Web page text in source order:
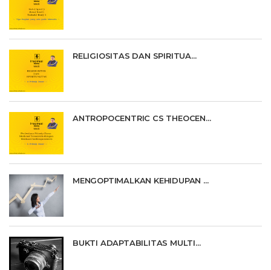
RELIGIOSITAS DAN SPIRITUA...
ANTROPOCENTRIC CS THEOCEN...
MENGOPTIMALKAN KEHIDUPAN ...
BUKTI ADAPTABILITAS MULTI...